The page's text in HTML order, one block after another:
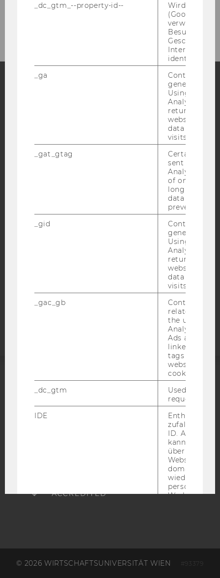
Blog
Bluesky
BARRIEREFREIHEITSERKLÄRUNG WEBSEITE
DATENSCHUTZERKLÄRUNG SOCIAL MEDIA
STUDIENBEWERBER*INNEN UND STUDIERENDE
Barrierefreiheitserklärung
EQUIS AACSB
© 2026 WIRTSCHAFTSUNIVERSITÄT WIEN #93379
_dc_gtm_--property-id--
Wird von
(Google Tag
verwendet,
Besucher
Geschlecht
Interessen zu
identifizieren.
_ga
Contains a
generated
Using this
Analytics can
returning
website and
data from
visits.
_gat_gtag
Certain data
sent to
Analytics a
of once per
long as it is
data
prevented.
_gid
Contains a
generated
Using this
Analytics can
returning
website and
data from
visits.
_gac_gb
Contains
related
the user. If
Analytics and
Ads accounts
linked, the
tags on the
website read
cookie.
_dc_gtm
Used to
request rate.
IDE
Enthält eine
ID. Anhand
kann Google
über
Websites
Werbung
ein
abgespielt